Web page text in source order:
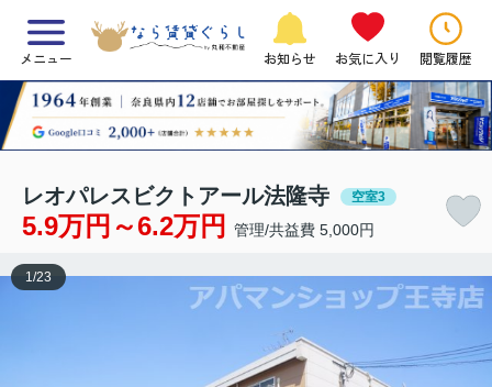
メニュー お知らせ お気に入り 閲覧履歴
レオパレスビクトアール法隆寺 空室3
5.9万円～6.2万円 管理/共益費 5,000円
1/23